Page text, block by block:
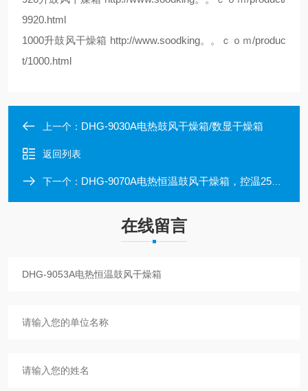
9920.html
1000升鼓风干燥箱 http://www.soodking。。ｃｏｍ/produc
t/1000.html
上一个： DHG-9030A电热鼓风干燥箱/数显干燥箱
返回列表
下一个： DHG-9070A电热恒温鼓风干燥箱，控温250度
在线留言